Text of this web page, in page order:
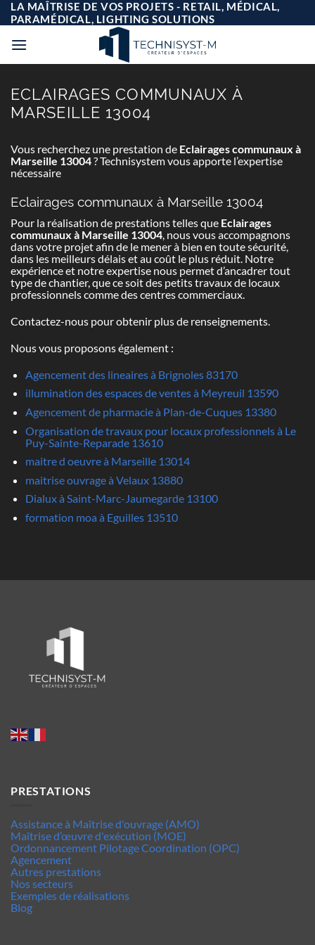
Passer
au
contenu
LA MAÎTRISE DE VOS PROJETS - RETAIL, MÉDICAL,
PARAMÉDICAL, LIGHTING SOLUTIONS
ECLAIRAGES COMMUNAUX À
MARSEILLE 13004
Vous recherchez une prestation de Eclairages communaux à
Marseille 13004? Technisystem vous apporte l’expertise
nécessaire
Eclairages communaux à Marseille 13004
Pour la réalisation de prestations telles que Eclairages
communaux à Marseille 13004, nous vous accompagnons
dans votre projet afin de le mener à bien en toute sécurité,
dans les meilleurs délais et au coût le plus réduit. Notre
expérience et notre expertise nous permet d’ancadrer tout
type de chantier, que ce soit des petits travaux de locaux
professionnels comme des centres commerciaux.
Contactez-nous pour obtenir plus de renseignements.
Nous vous proposons également :
Agencement des lineaires à Brignoles 83170
illumination des espaces de ventes à Meyreuil 13590
Agencement de pharmacie à Plan-de-Cuques 13380
Organisation de travaux pour locaux professionnels à Le
Puy-Sainte-Reparade 13610
maitre d oeuvre à Marseille 13014
maitrise ouvrage à Velaux 13880
Dialux à Saint-Marc-Jaumegarde 13100
formation moa à Eguilles 13510
PRESTATIONS
Assistance à Maîtrise d'ouvrage (AMO)
Maîtrise d’œuvre d'exécution (MOE)
Ordonnancement Pilotage Coordination (OPC)
Agencement
Autres prestations
Nos secteurs
Exemples de réalisations
Blog